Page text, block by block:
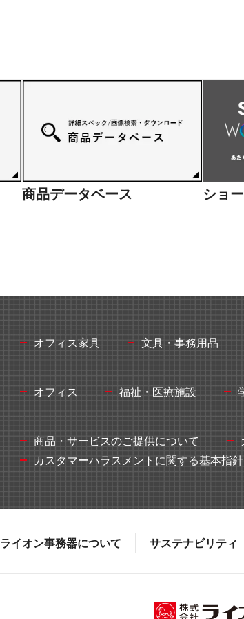
商品データベース ショ
オフィス家具 文具・事務用品
オフィス 福祉・医療施設
商品・サービスのご提供について
カスタマーハラスメントに関する基本指針
ライオン事務器について サステナビリティ